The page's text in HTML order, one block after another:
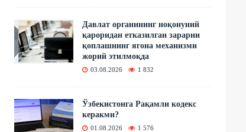
Давлат органининг ноқонуний
қароридан етказилган зарарни
қоплашнинг ягона механизми
жорий этилмоқда
03.08.2026 1 832
Ўзбекистонга Рақамли кодекс
керакми?
01.08.2026 1 576